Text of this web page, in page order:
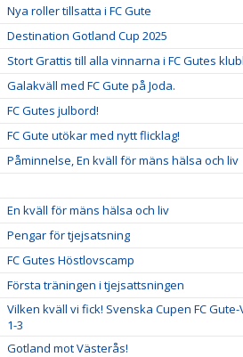
Nya roller tillsatta i FC Gute
Destination Gotland Cup 2025
Stort Grattis till alla vinnarna i FC Gutes
Galakväll med FC Gute på Joda.
FC Gutes julbord!
FC Gute utökar med nytt flicklag!
Påminnelse, En kväll för mäns hälsa och liv
En kväll för mäns hälsa och liv
Pengar för tjejsatsning
FC Gutes Höstlovscamp
Första träningen i tjejsattsningen
Vilken kväll vi fick! Svenska Cupen FC
1-3
Gotland mot Västerås!